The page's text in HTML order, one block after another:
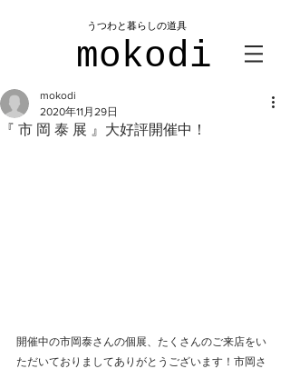
mokodi
​うつわと暮らしの道具
『 市 岡 泰 展 』大好評開催中！
mokodi
2020年11月29日
開催中の市岡泰さんの個展、たくさんのご来店をい
ただいておりましてありがとうございます！市岡さ